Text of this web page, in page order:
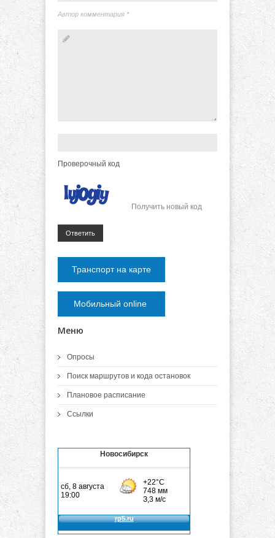
Автор комментария *
Проверочный код
Получить новый код
Ответить
Транспорт на карте
Мобильный online
Меню
Опросы
Поиск маршрутов и кода остановок
Плановое расписание
Ссылки
Новосибирск